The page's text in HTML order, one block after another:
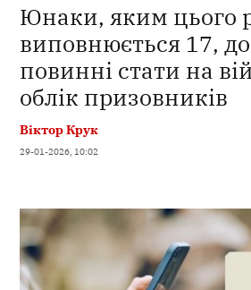
Юнаки, яким цього
виповнюється 17,
повинні стати на
облік призовників
Віктор Крук
29-01-2026, 10:02